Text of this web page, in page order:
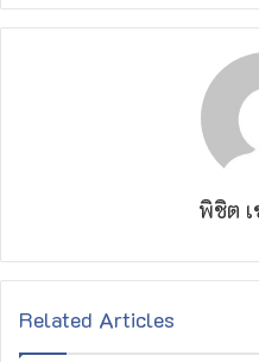
พิชิต
Related Articles